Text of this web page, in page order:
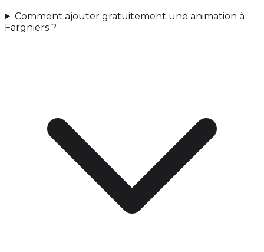
Comment ajouter gratuitement une animation à
Fargniers ?